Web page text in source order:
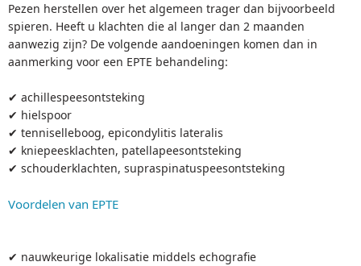
Pezen herstellen over het algemeen trager dan bijvoorbeeld
spieren. Heeft u klachten die al langer dan 2 maanden
aanwezig zijn? De volgende aandoeningen komen dan in
aanmerking voor een EPTE behandeling:
✔ achillespeesontsteking
✔ hielspoor
✔ tenniselleboog, epicondylitis lateralis
✔ kniepeesklachten, patellapeesontsteking
✔ schouderklachten, supraspinatuspeesontsteking
Voordelen van EPTE
✔ nauwkeurige lokalisatie middels echografie